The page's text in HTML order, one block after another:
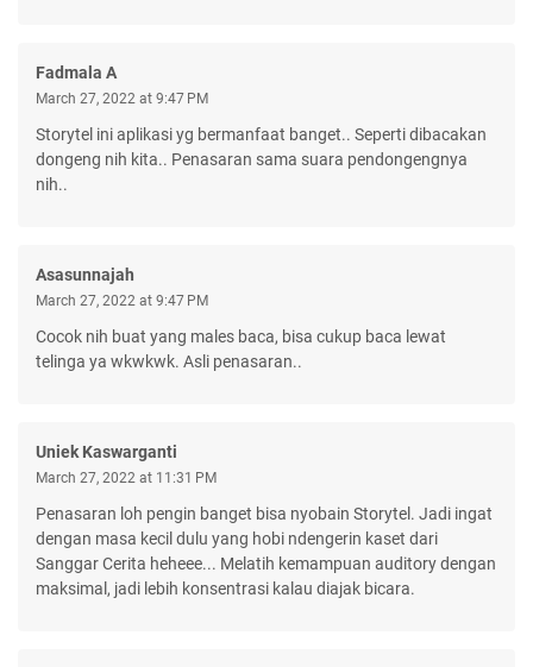
Fadmala A
March 27, 2022 at 9:47 PM
Storytel ini aplikasi yg bermanfaat banget.. Seperti dibacakan
dongeng nih kita.. Penasaran sama suara pendongengnya
nih..
Asasunnajah
March 27, 2022 at 9:47 PM
Cocok nih buat yang males baca, bisa cukup baca lewat
telinga ya wkwkwk. Asli penasaran..
Uniek Kaswarganti
March 27, 2022 at 11:31 PM
Penasaran loh pengin banget bisa nyobain Storytel. Jadi ingat
dengan masa kecil dulu yang hobi ndengerin kaset dari
Sanggar Cerita heheee... Melatih kemampuan auditory dengan
maksimal, jadi lebih konsentrasi kalau diajak bicara.